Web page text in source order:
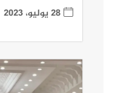
28 يوليو، 2023